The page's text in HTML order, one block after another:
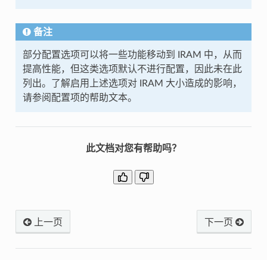
备注
部分配置选项可以将一些功能移动到 IRAM 中，从而
提高性能，但这类选项默认不进行配置，因此未在此
列出。了解启用上述选项对 IRAM 大小造成的影响，
请参阅配置项的帮助文本。
此文档对您有帮助吗？
上一页 下一页